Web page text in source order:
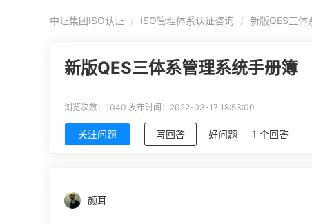
中证集团ISO认证 ISO管理体系认证咨询 新版QES三体
新版QES三体系管理系统手册簿
浏览次数：1040 发布时间：2022-03-17 18:53:00
关注问题 写回答 好问题 1 个回答
颜耳